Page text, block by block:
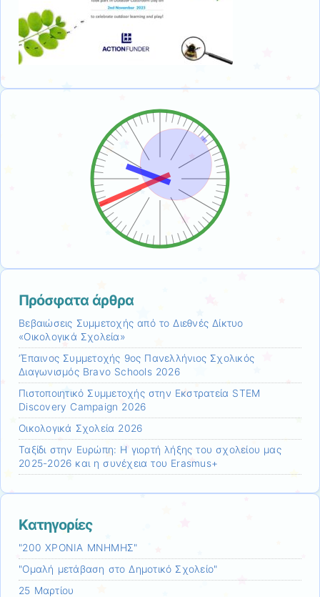
Πρόσφατα άρθρα
Βεβαιώσεις Συμμετοχής από το Διεθνές Δίκτυο
«Οικολογικά Σχολεία»
‘Έπαινος Συμμετοχής 9ος Πανελλήνιος Σχολικός
Διαγωνισμός Bravo Schools 2026
Πιστοποιητικό Συμμετοχής στην Εκστρατεία STEM
Discovery Campaign 2026
Οικολογικά Σχολεία 2026
Ταξίδι στην Ευρώπη: Η γιορτή λήξης του σχολείου μας
2025-2026 και η συνέχεια του Erasmus+
Kατηγορίες
"200 ΧΡΟΝΙΑ ΜΝΗΜΗΣ"
"Ομαλή μετάβαση στο Δημοτικό Σχολείο"
25 Μαρτίου